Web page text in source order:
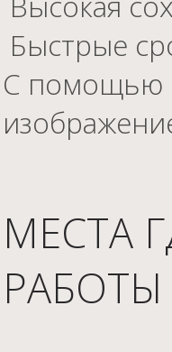
Быстрые
С помощью
МЕСТА